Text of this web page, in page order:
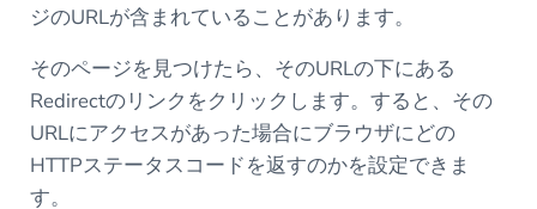
ジのURLが含まれていることがあります。
そのページを見つけたら、そのURLの下にある
Redirectのリンクをクリックします。すると、その
URLにアクセスがあった場合にブラウザにどの
HTTPステータスコードを返すのかを設定できま
す。